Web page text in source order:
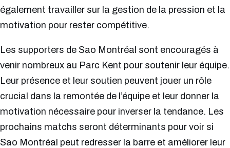
également travailler sur la gestion de la pression et la
motivation pour rester compétitive.
Les supporters de Sao Montréal sont encouragés à
venir nombreux au Parc Kent pour soutenir leur équipe.
Leur présence et leur soutien peuvent jouer un rôle
crucial dans la remontée de l’équipe et leur donner la
motivation nécessaire pour inverser la tendance. Les
prochains matchs seront déterminants pour voir si
Sao Montréal peut redresser la barre et améliorer leur